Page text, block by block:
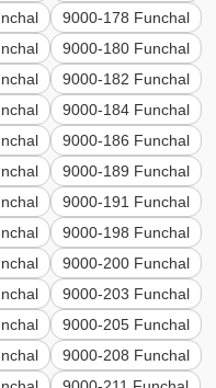
9000-178 Funchal
9000-180 Funchal
9000-182 Funchal
9000-184 Funchal
9000-186 Funchal
9000-189 Funchal
9000-191 Funchal
9000-198 Funchal
9000-200 Funchal
9000-203 Funchal
9000-205 Funchal
9000-208 Funchal